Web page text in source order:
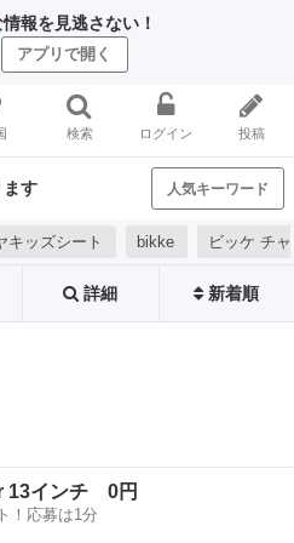
報を見逃さない！
アプリで開く
検索 ログイン 投稿
ます 人気キーワード
キッズシート bikke ビッケ チ
詳細 新着順
13インチ 0円
！応募は1分